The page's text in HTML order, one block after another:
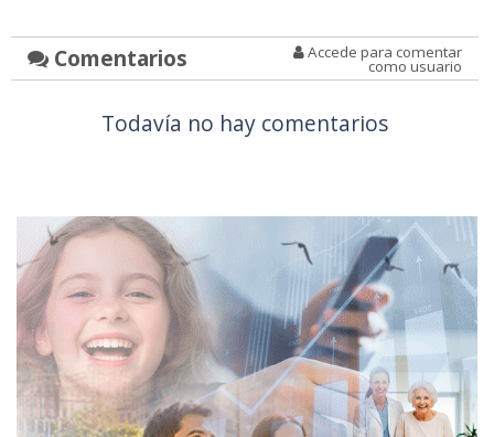
Comentarios Accede para comentar
como usuario
Todavía no hay comentarios